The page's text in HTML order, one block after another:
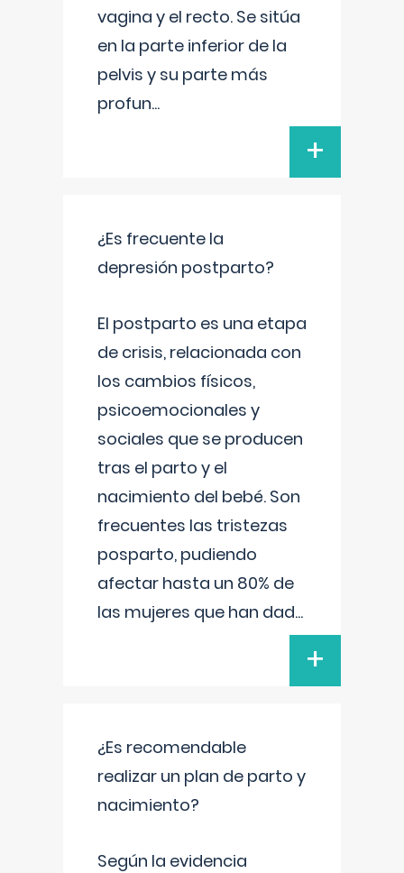
vagina y el recto. Se sitúa
en la parte inferior de la
pelvis y su parte más
profun...
+
¿Es frecuente la
depresión postparto?
El postparto es una etapa
de crisis, relacionada con
los cambios físicos,
psicoemocionales y
sociales que se producen
tras el parto y el
nacimiento del bebé. Son
frecuentes las tristezas
posparto, pudiendo
afectar hasta un 80% de
las mujeres que han dad...
+
¿Es recomendable
realizar un plan de parto y
nacimiento?
Según la evidencia